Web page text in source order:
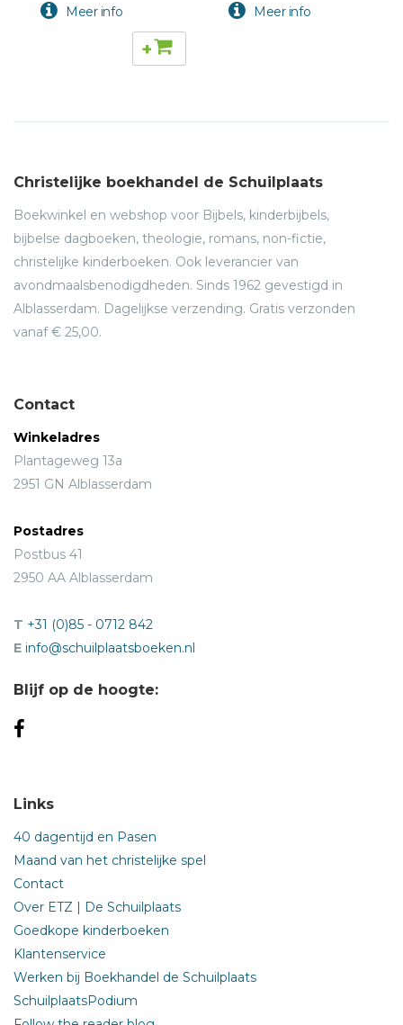
+
Christelijke boekhandel de Schuilplaats
Boekwinkel en webshop voor Bijbels, kinderbijbels,
bijbelse dagboeken, theologie, romans, non-fictie,
christelijke kinderboeken. Ook leverancier van
avondmaalsbenodigdheden. Sinds 1962 gevestigd in
Alblasserdam. Dagelijkse verzending. Gratis verzonden
vanaf € 25,00.
Contact
Winkeladres
Plantageweg 13a
2951 GN Alblasserdam
Postadres
Postbus 41
2950 AA Alblasserdam
T +31 (0)85 - 0712 842
E info@schuilplaatsboeken.nl
Blijf op de hoogte:
Links
40 dagentijd en Pasen
Maand van het christelijke spel
Contact
Over ETZ | De Schuilplaats
Goedkope kinderboeken
Klantenservice
Werken bij Boekhandel de Schuilplaats
SchuilplaatsPodium